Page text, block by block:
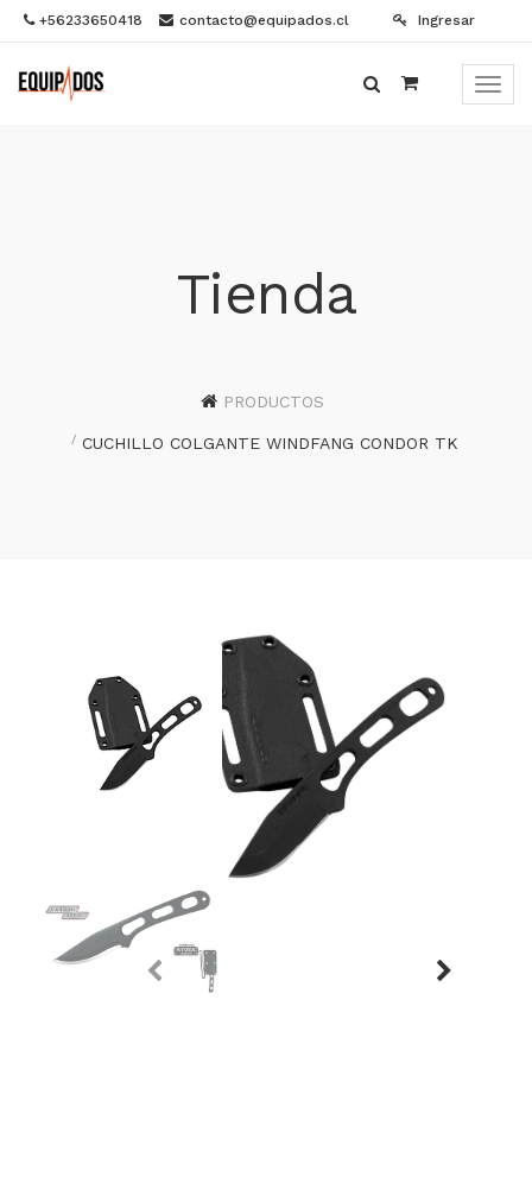
+56233650418 contacto@equipados.cl Ingresar
Menú
Tienda
PRODUCTOS
CUCHILLO COLGANTE WINDFANG CONDOR TK
Previous Next